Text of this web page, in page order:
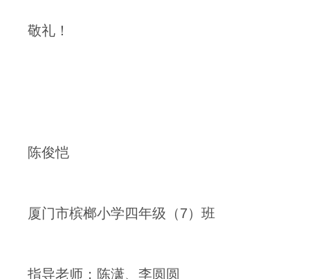
敬礼！
陈俊恺
厦门市槟榔小学四年级（7）班
指导老师：陈潇、李圆圆